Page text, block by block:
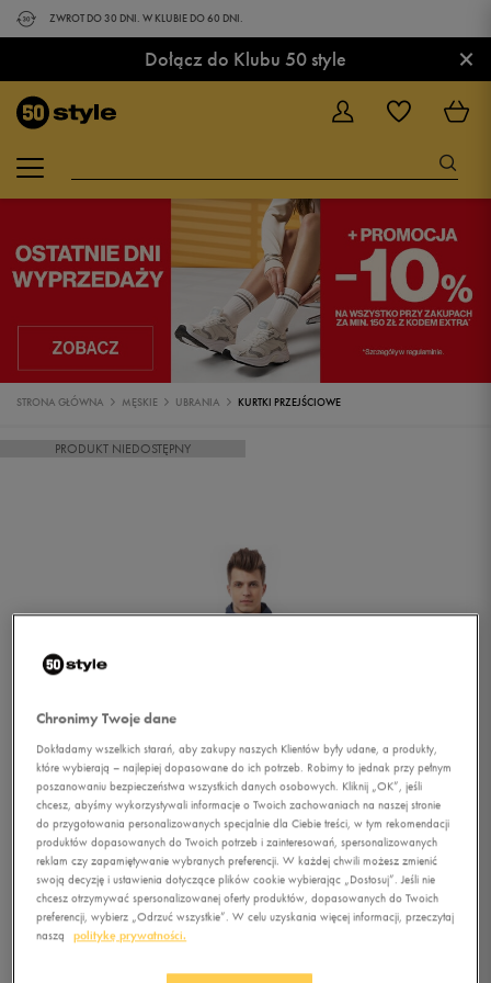
ZWROT DO 30 DNI. W KLUBIE DO 60 DNI.
Dołącz do Klubu 50 style ×
STRONA GŁÓWNA MĘSKIE UBRANIA KURTKI PRZEJŚCIOWE
PRODUKT NIEDOSTĘPNY
1/5
Chronimy Twoje dane
Dokładamy wszelkich starań, aby zakupy naszych Klientów były udane, a produkty,
które wybierają – najlepiej dopasowane do ich potrzeb. Robimy to jednak przy pełnym
poszanowaniu bezpieczeństwa wszystkich danych osobowych. Kliknij „OK”, jeśli
chcesz, abyśmy wykorzystywali informacje o Twoich zachowaniach na naszej stronie
do przygotowania personalizowanych specjalnie dla Ciebie treści, w tym rekomendacji
produktów dopasowanych do Twoich potrzeb i zainteresowań, spersonalizowanych
reklam czy zapamiętywanie wybranych preferencji. W każdej chwili możesz zmienić
swoją decyzję i ustawienia dotyczące plików cookie wybierając „Dostosuj”. Jeśli nie
chcesz otrzymywać spersonalizowanej oferty produktów, dopasowanych do Twoich
preferencji, wybierz „Odrzuć wszystkie”. W celu uzyskania więcej informacji, przeczytaj
naszą
politykę prywatności.